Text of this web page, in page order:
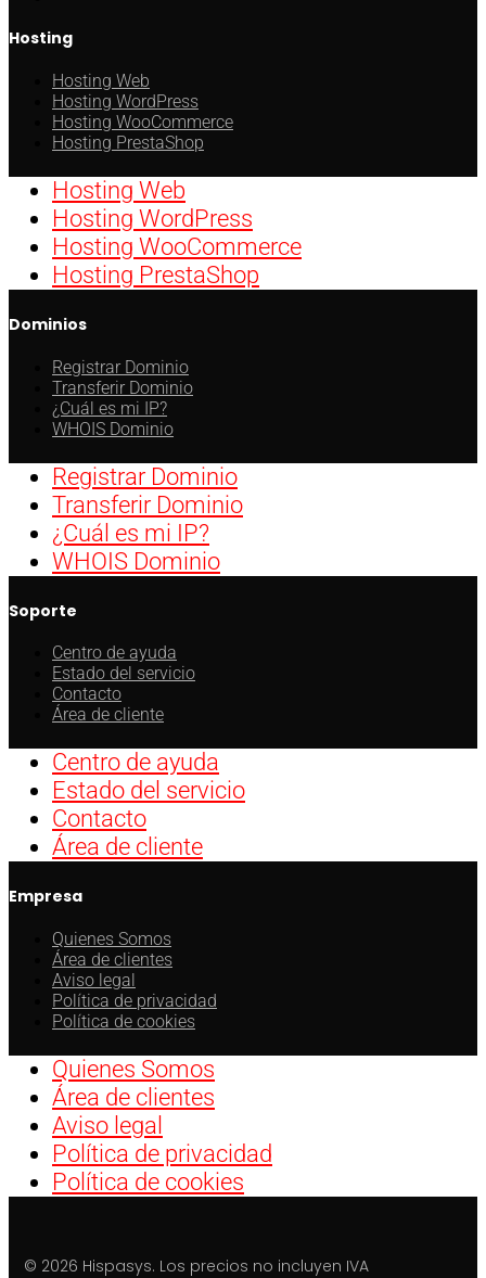
Hosting
Hosting Web
Hosting WordPress
Hosting WooCommerce
Hosting PrestaShop
Hosting Web
Hosting WordPress
Hosting WooCommerce
Hosting PrestaShop
Dominios
Registrar Dominio
Transferir Dominio
¿Cuál es mi IP?
WHOIS Dominio
Registrar Dominio
Transferir Dominio
¿Cuál es mi IP?
WHOIS Dominio
Soporte
Centro de ayuda
Estado del servicio
Contacto
Área de cliente
Centro de ayuda
Estado del servicio
Contacto
Área de cliente
Empresa
Quienes Somos
Área de clientes
Aviso legal
Política de privacidad
Política de cookies
Quienes Somos
Área de clientes
Aviso legal
Política de privacidad
Política de cookies
© 2026 Hispasys. Los precios no incluyen IVA